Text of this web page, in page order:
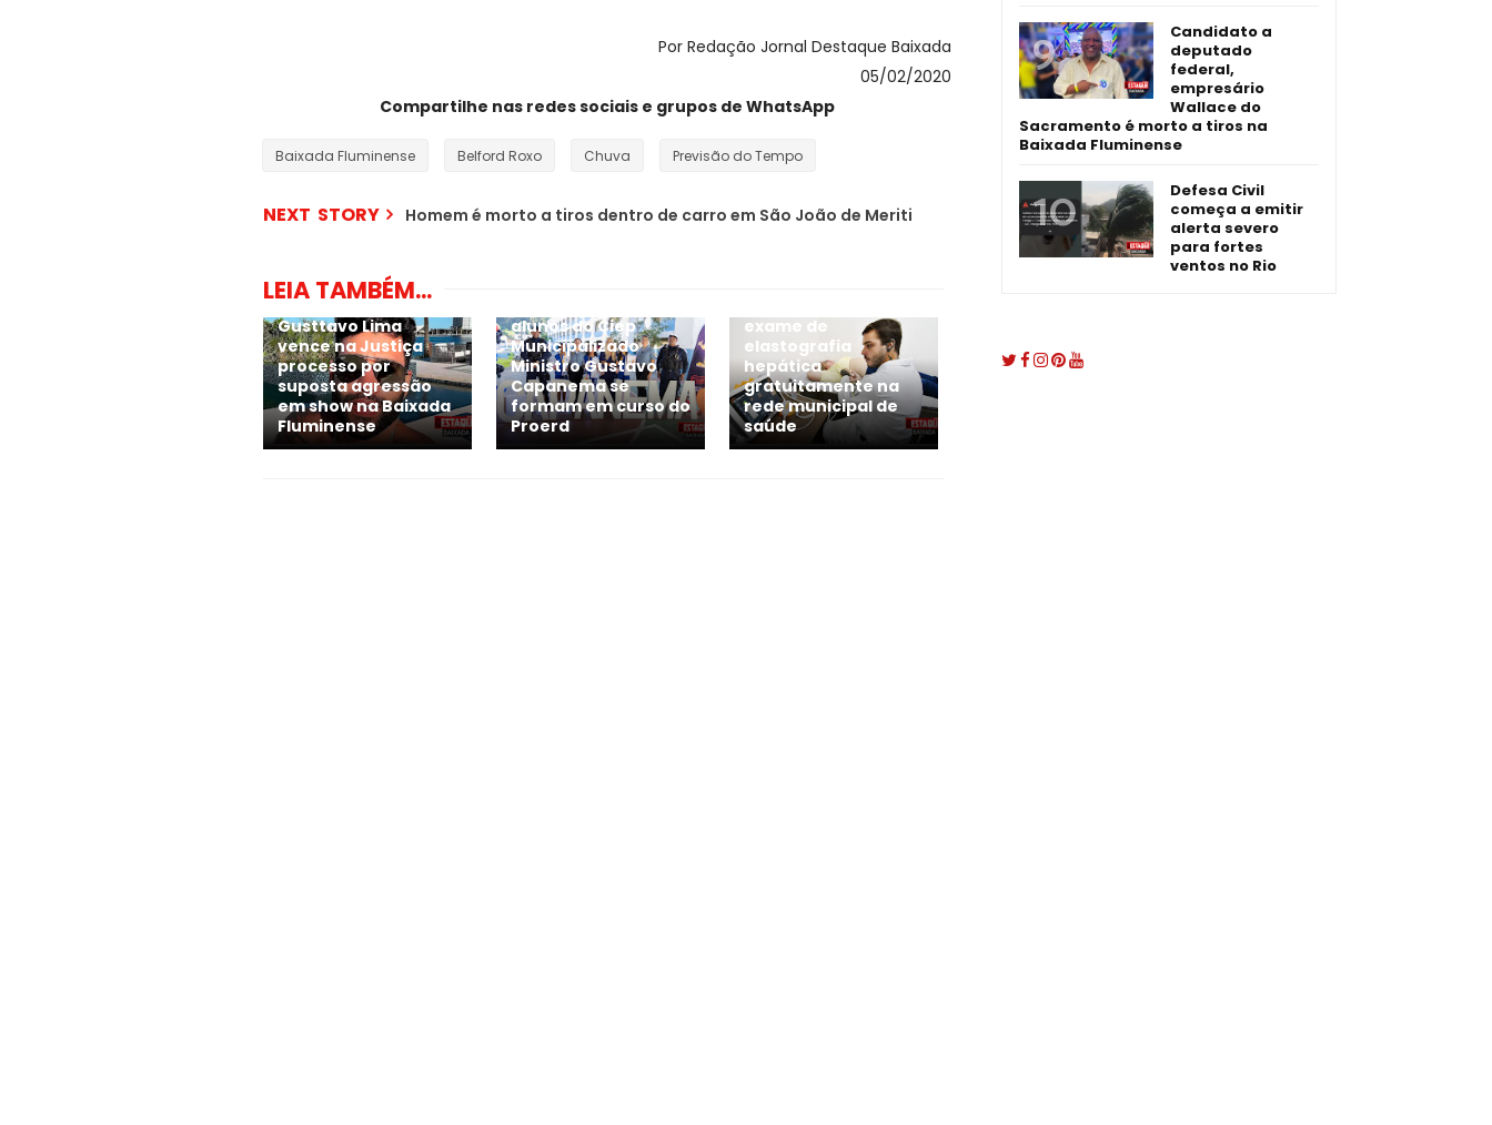
Por Redação Jornal Destaque Baixada
05/02/2020
Compartilhe nas redes sociais e grupos de WhatsApp
Baixada Fluminense Belford Roxo Chuva Previsão do Tempo
NEXT STORY Homem é morto a tiros dentro de carro em São João de Meriti
LEIA TAMBÉM...
Gusttavo Lima
vence na Justiça
processo por
suposta agressão
em show na Baixada
Fluminense
alunos do Ciep
Municipalizado
Ministro Gustavo
Capanema se
formam em curso do
Proerd
exame de
elastografia
hepática
gratuitamente na
rede municipal de
saúde
Candidato a
deputado
federal,
empresário
Wallace do
Sacramento é morto a tiros na
Baixada Fluminense
Defesa Civil
começa a emitir
alerta severo
para fortes
ventos no Rio